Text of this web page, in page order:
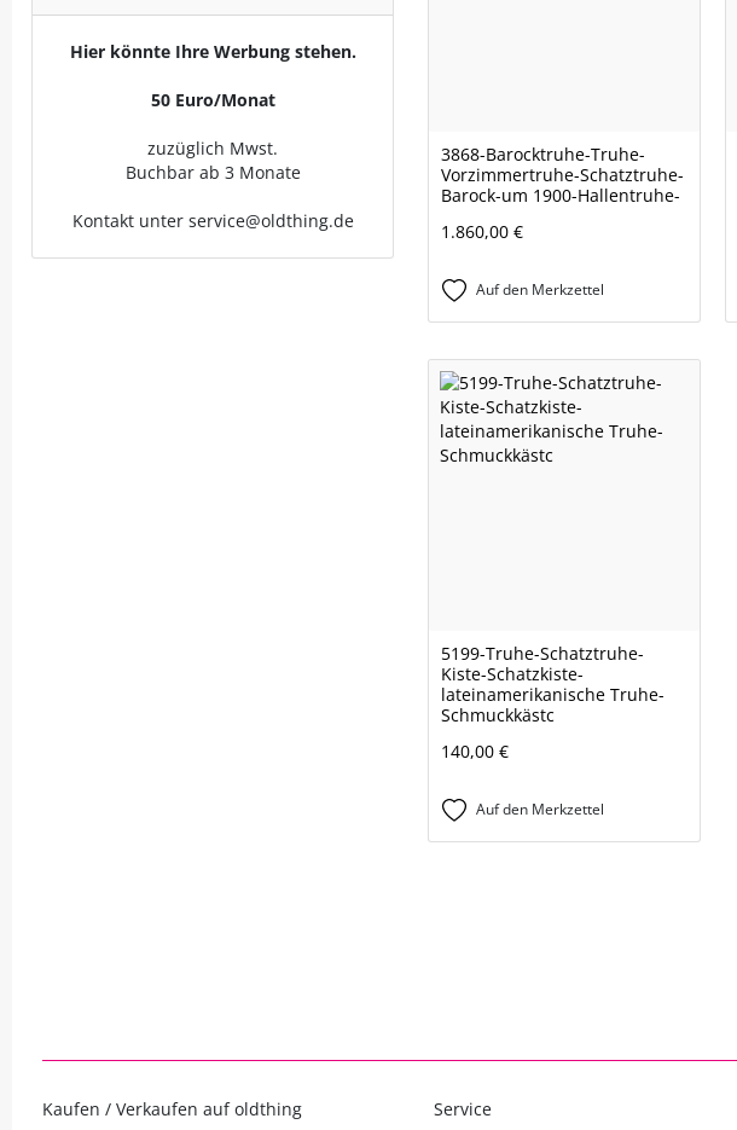
Hier könnte Ihre Werbung stehen.
50 Euro/Monat
zuzüglich Mwst.
Buchbar ab 3 Monate
Kontakt unter service@oldthing.de
3868-Barocktruhe-Truhe-
Vorzimmertruhe-Schatztruhe-
Barock-um 1900-Hallentruhe-
1.860,00 €
Auf den Merkzettel
5199-Truhe-Schatztruhe-
Kiste-Schatzkiste-
lateinamerikanische Truhe-
Schmuckkästc
140,00 €
Auf den Merkzettel
Kaufen / Verkaufen auf oldthing Service